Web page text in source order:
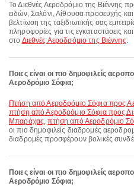
Το Διεθνές Αεροδρόμιο της Βιέννης προσφέρει Κατάστημα αφορολογήτων
ειδών, Σαλόνι, Αίθουσα προσευχής
βελτίωση της ταξιδιωτικής σας
πληροφορίες για τις εγκαταστάσεις
στο Διεθνές Αεροδρόμιο της Βιέννης.
Ποιες είναι οι πιο δημοφιλείς
Αεροδρόμιο Σόφια;
πτήση από Αεροδρόμιο Σόφια προς
πτήση από Αεροδρόμιο Σόφια προς
Μπαράχας,πτήση από Αεροδρόμιο
οι πιο δημοφιλείς διαδρομές
διαδρομές προσφέρουν βολικές
Ποιες είναι οι πιο δημοφιλείς
Αεροδρόμιο Σόφια;